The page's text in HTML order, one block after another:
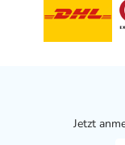
- Schwindel
-
Jetzt